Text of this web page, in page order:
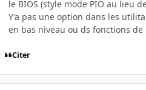
le BIOS (style mode PIO au lieu
Y'a pas une option dans les
en bas niveau ou ds fonctions de
Citer